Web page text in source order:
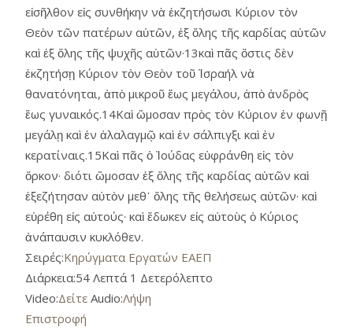
εἰσῆλθον εἰς συνθήκην νὰ ἐκζητήσωσι Κύριον τὸν
Θεὸν τῶν πατέρων αὑτῶν, ἐξ ὅλης τῆς καρδίας αὑτῶν
καὶ ἐξ ὅλης τῆς ψυχῆς αὑτῶν·13καὶ πᾶς ὅστις δὲν
ἐκζητήσῃ Κύριον τὸν Θεὸν τοῦ Ἰσραήλ νὰ
θανατόνηται, ἀπὸ μικροῦ ἕως μεγάλου, ἀπὸ ἀνδρὸς
ἕως γυναικός.14Καὶ ὥμοσαν πρὸς τὸν Κύριον ἐν φωνῇ
μεγάλῃ καὶ ἐν ἀλαλαγμῷ καὶ ἐν σάλπιγξι καὶ ἐν
κερατίναις.15Καὶ πᾶς ὁ Ἰούδας εὐφράνθη εἰς τὸν
ὅρκον· διότι ὥμοσαν ἐξ ὅλης τῆς καρδίας αὑτῶν καὶ
ἐξεζήτησαν αὐτὸν μεθ᾿ ὅλης τῆς θελήσεως αὑτῶν· καὶ
εὑρέθη εἰς αὐτούς· καὶ ἔδωκεν εἰς αὐτοὺς ὁ Κύριος
ἀνάπαυσιν κυκλόθεν.
Σειρές:Κηρύγματα Εργατών ΕΑΕΠ
Διάρκεια:54 Λεπτά 1 Δετερόλεπτο
Video:Δείτε Audio:Λήψη
Επιστροφή